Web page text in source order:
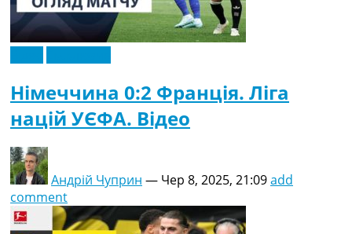
Німеччина 0:2 Франція. Ліга
націй УЄФА. Відео
Андрій Чуприн — Чер 8, 2025, 21:09add
comment